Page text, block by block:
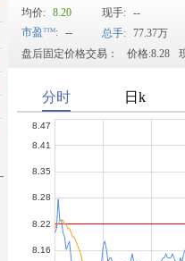
均价: 8.20 现手: --
市盈
: -- 总手: 77.37万
盘后固定价格交易：
价格:8.28